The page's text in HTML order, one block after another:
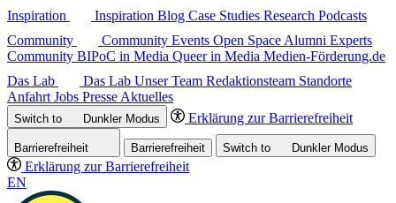
Inspiration
Inspiration Blog Case Studies Research Podcasts
Community
Community Events Open Space Alumni Experts
Community BIPoC in Media Queer in Media Medien-Förderung.de
Das Lab
Das Lab Unser Team Redaktionsteam Standorte
Anfahrt Jobs Presse Aktuelles
Switch to DunklerModus Erklärung zur Barrierefreiheit
Barrierefreiheit Barrierefreiheit Switch to DunklerModus
Erklärung zur Barrierefreiheit
EN